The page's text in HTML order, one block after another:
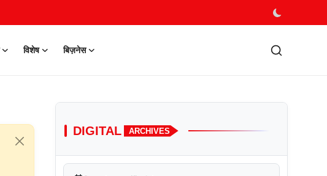
विशेष बिज़नेस
DIGITAL ARCHIVES